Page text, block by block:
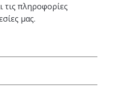
τις πληροφορίες
μας.